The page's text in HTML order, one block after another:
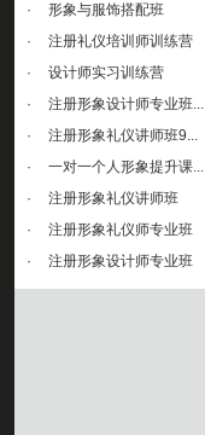
·
形象与服饰搭配班
·
注册礼仪培训师训练营
·
设计师实习训练营
·
注册形象设计师专业班...
·
注册形象礼仪讲师班9...
·
一对一个人形象提升课...
·
注册形象礼仪讲师班
·
注册形象礼仪师专业班
·
注册形象设计师专业班